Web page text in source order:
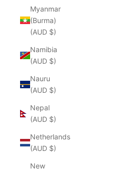
Myanmar
(Burma)
(AUD $)
Namibia
(AUD $)
Nauru
(AUD $)
Nepal
(AUD $)
Netherlands
(AUD $)
New